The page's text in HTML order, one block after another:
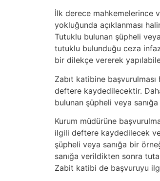
İlk derece mahkemelerince
yokluğunda açıklanması
Tutuklu bulunan şüpheli
tutuklu bulunduğu ceza
bir dilekçe vererek
Zabıt katibine
deftere kaydedilecektir.
bulunan şüpheli veya
Kurum müdürüne
ilgili deftere kaydedilecek
şüpheli veya sanığa bir
sanığa verildikten sonra
Zabit katibi de başvuruyu